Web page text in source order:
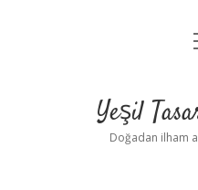
Yeşil
Doğadan ilham